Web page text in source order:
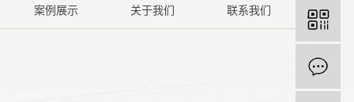
案例展示 关于我们 联系我们